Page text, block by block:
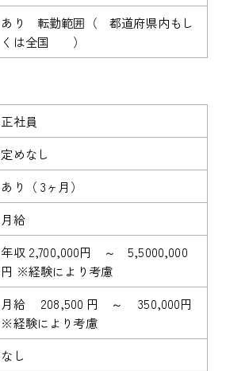
あり 転勤範囲（ 都道府県内もし
くは全国 ）
正社員
定めなし
あり（ 3ヶ月）
月給
年収 2,700,000円 ～ 5,5000,000
円 ※経験により考慮
月給 208,500 円 ～ 350,000円
※経験により考慮
なし